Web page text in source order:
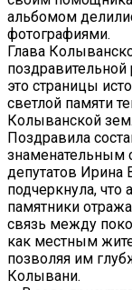
альбомом
фотографиями.
Глава
это страницы
светлой памяти
Колыванской
Поздравила
знаменательным
депутатов Ирина
подчеркнула, что
памятники
связь между
как местным
позволяя им
Колывани.